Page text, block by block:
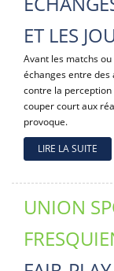
ET LES
Avant les matchs
échanges entre
contre la perception
couper court aux
provoque.
LIRE LA SUITE
UNION